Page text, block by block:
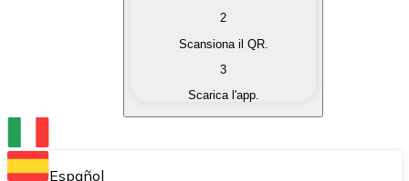
Converti le tue criptovalute in valuta fiat quando ne
Scambia una criptovaluta con un'altra
Conserva le tue cripto in un Wallet self-custodial.
2
Scansiona il QR.
3
Scarica l'app.
Español